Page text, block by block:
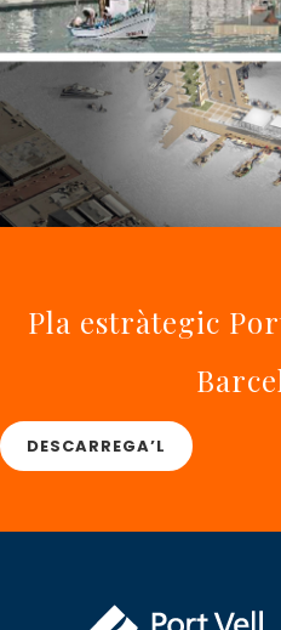
Pla estràtegic
DESCARREGA’L